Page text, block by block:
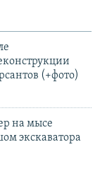
(+фото)
на мысе
экскаватора